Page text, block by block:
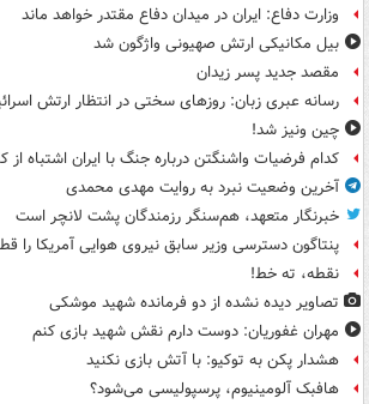
وزارت دفاع: ایران در میدان دفاع مقتدر خواهد ماند
بیل مکانیکی ارتش صهیونی واژگون شد
مقصد جدید پسر زیدان
رسانه عبری زبان: روزهای سختی در انتظار ارتش
چین ونیز شد!
کدام فرضیات واشنگتن درباره جنگ با ایران اشتباه از
آخرین وضعیت نبرد به روایت مهدی محمدی
خبرنگار متعهد، هم‌سنگر رزمندگان پشت لانچر است
پنتاگون دسترسی وزیر سابق نیروی هوایی آمریکا را
نقطه، ته خط!
تصاویر دیده‌ نشده از دو فرمانده شهید موشکی
مهران غفوریان: دوست دارم نقش شهید بازی کنم
هشدار پکن به توکیو: با آتش بازی نکنید
هافبک آلومینیوم، پرسپولیسی می‌شود؟